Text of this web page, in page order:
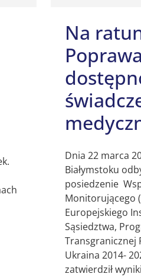
Na
Poprawa
Dnia 22 marca
Białymstoku
posiedzenie
Monitorującego
Europejskiego
Sąsiedztwa,
Transgranicznej
Ukraina 2014-
zatwierdził